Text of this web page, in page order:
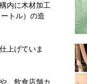
内に木材加工
トル）の造
上げていま
、飲食店舗カ